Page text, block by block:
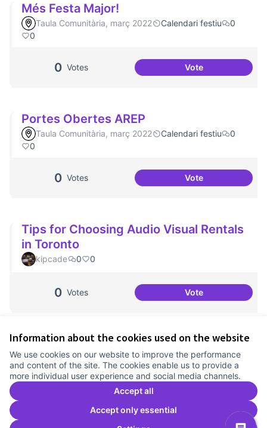
Information about the cookies used on the website
We use cookies on our website to improve the performance
and content of the site. The cookies enable us to provide a
more individual user experience and social media channels.
Accept all
Accept only essential
Més Festa Major!
Taula Comunitària, març 2022 Calendari festiu
0
0
0 Votes VoteMés Festa Major!
Portes Obertes AREP
Taula Comunitària, març 2022 Calendari festiu
0
0
0 Votes VotePortes Obertes
Tips for Choosing Audio Visual Rentals
in Toronto
kipcade 0 0
0 Votes VoteTips for
Cookie settings
Comunitat Canòdrom at Facebook
(External link)
Comunitat Canòdrom at Instagram
(External link)
Comunitat Canòdrom at YouTube
(External link)
English
Triar la llenguaElegir el idiomaChoose language